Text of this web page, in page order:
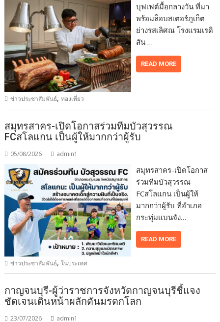
บุฟเฟต์มื้อกลางวัน ที่มา
พร้อมล็อบสเตอร์ภูเก็ต
ย่างรสเลิศณ โรงแรมเรดิ
สัน …
READ MORE
ข่าวประชาสัมพันธ์,ท่องเที่ยว
สมุทรสาคร-เปิดโอกาสร่วมทีมบัวสุวรรณ
FCสโลแกน เป็นผู้ให้มากกว่าผู้รับ
05/08/2026 admin1
สมุทรสาคร-เปิดโอกาส
ร่วมทีมบัวสุวรรณ
FCสโลแกน เป็นผู้ให้
มากกว่าผู้รับ ที่อำเภอ
กระทุ่มแบนจัง…
READ MORE
ข่าวประชาสัมพันธ์,ในประเทศ
กาญจนบุรี-ผู้ว่าราชการจังหวัดกาญจนบุรีชี้แจง
ชัดเจนเดินหน้าผลักดันมรดกโลก
23/07/2026 admin1